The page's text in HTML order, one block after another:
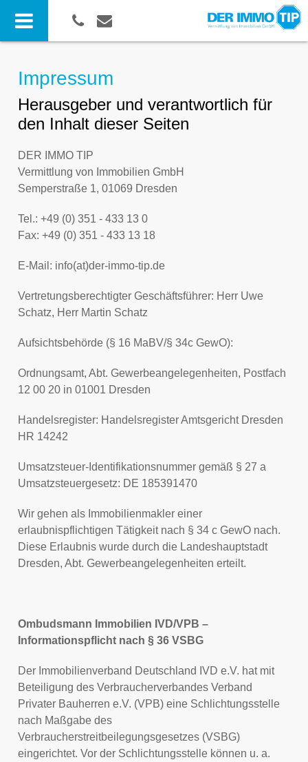
Impressum
Herausgeber und verantwortlich für
den Inhalt dieser Seiten
DER IMMO TIP
Vermittlung von Immobilien GmbH
Semperstraße 1, 01069 Dresden
Tel.: +49 (0) 351 - 433 13 0
Fax: +49 (0) 351 - 433 13 18
E-Mail: info(at)der-immo-tip.de
Vertretungsberechtigter Geschäftsführer: Herr Uwe
Schatz, Herr Martin Schatz
Aufsichtsbehörde (§ 16 MaBV/§ 34c GewO):
Ordnungsamt, Abt. Gewerbeangelegenheiten, Postfach
12 00 20 in 01001 Dresden
Handelsregister: Handelsregister Amtsgericht Dresden
HR 14242
Umsatzsteuer-Identifikationsnummer gemäß § 27 a
Umsatzsteuergesetz: DE 185391470
Wir gehen als Immobilienmakler einer
erlaubnispflichtigen Tätigkeit nach § 34 c GewO nach.
Diese Erlaubnis wurde durch die Landeshauptstadt
Dresden, Abt. Gewerbeangelegenheiten erteilt.
Ombudsmann Immobilien IVD/VPB –
Informationspflicht nach § 36 VSBG
Der Immobilienverband Deutschland IVD e.V. hat mit
Beteiligung des Verbraucherverbandes Verband
Privater Bauherren e.V. (VPB) eine Schlichtungsstelle
nach Maßgabe des
Verbraucherstreitbeilegungsgesetzes (VSBG)
eingerichtet. Vor der Schlichtungsstelle können u. a.